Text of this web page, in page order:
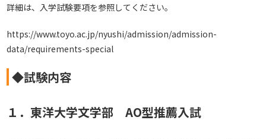
詳細は、入学試験要項を参照してください。
https://www.toyo.ac.jp/nyushi/admission/admission-
data/requirements-special
◆試験内容
１．東洋大学文学部 AO型推薦入試